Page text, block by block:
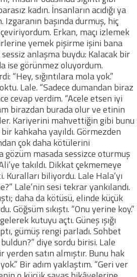
kadın. İnsanların acıdığı ya
Izgaranın başında durmuş, hiç
Erkan, maçı izlemek
yemek pişirme işini bana
sessiz anlaşma buydu: Kalacak bir
ise görünmez oluyordum.
“Hey, sığıntılara mola yok.”
Lale. “Sadece dumandan biraz
cevap verdim. “Acele etsen iyi
birazdan burada olur ve etinin
Kariyerini mahvettiğin gibi bunu
kahkaha yayıldı. Görmezden
çok daha kötülerini
gözüm masada sessizce oturmuş
takıldı. Dikkat çekmemeye
Kuralları biliyordu. Lale Hala’yı
Lale’nin sesi tekrar yankılandı.
daha da kötüsü, elinde küçük
Göğsüm sıkıştı. “Onu yerine koy.”
kutuyu açtı. Güneş ışığı
gümüş rengi parladı. Sohbet
diye sordu birisi. Lale
yerden satın almıştır. Bunu hak
Bir adım yaklaştım. “Geri ver